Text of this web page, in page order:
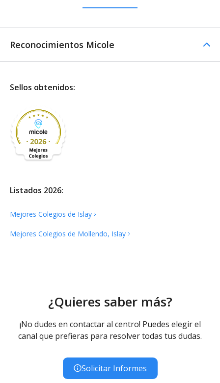
Reconocimientos Micole
Sellos obtenidos:
Listados 2026:
Mejores Colegios de Islay
Mejores Colegios de Mollendo, Islay
¿Quieres saber más?
¡No dudes en contactar al centro! Puedes elegir el
canal que prefieras para resolver todas tus dudas.
Solicitar Informes